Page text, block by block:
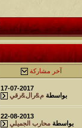
آخر مشاركة
17-07-2017
بواسطة م&رال&رقي
22-08-2013
بواسطة محارب الجميلي